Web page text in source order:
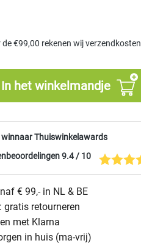
€99,00 rekenen wij verzendkosten
In het winkelmandje
winnaar Thuiswinkelawards
9.4 / 10
€ 99,- in NL & BE
gratis retourneren
met Klarna
in huis (ma-vrij)